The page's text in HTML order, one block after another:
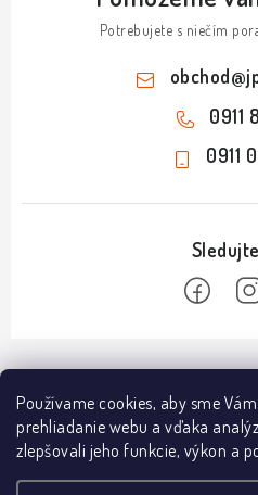
Používame cookies, aby sme
prehliadanie webu a vďaka
zlepšovali jeho funkcie, výkon a
Potrebujete s niečím
obchod@
0911
0911
Z
á
Informácie
Doprava a platba
Predajňa NÁMESTOVO